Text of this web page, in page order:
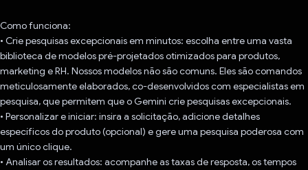
Como funciona:
• Crie pesquisas excepcionais em minutos: escolha entre uma vasta
biblioteca de modelos pré-projetados otimizados para produtos,
marketing e RH. Nossos modelos não são comuns. Eles são comandos
meticulosamente elaborados, co-desenvolvidos com especialistas em
pesquisa, que permitem que o Gemini crie pesquisas excepcionais.
• Personalizar e iniciar: insira a solicitação, adicione detalhes
específicos do produto (opcional) e gere uma pesquisa poderosa com
um único clique.
• Analisar os resultados: acompanhe as taxas de resposta, os tempos